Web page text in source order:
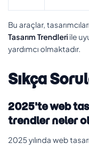
Bu araçlar,
Tasarım Trendleriile
yardımcı olmaktadır.
Sıkça
2025'te web
trendler neler
2025 yılında web